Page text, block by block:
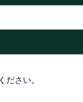
ださい。